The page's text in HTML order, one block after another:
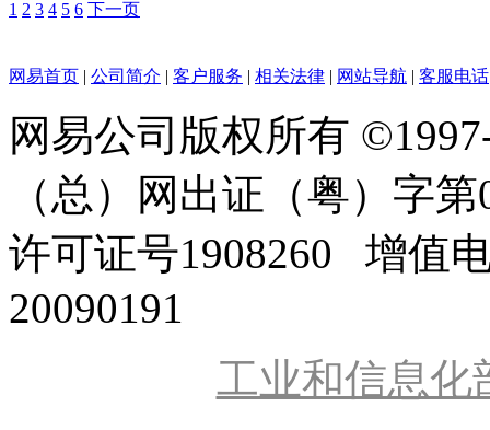
1 2 3 4 5 6 下一页
网易首页 | 公司简介 | 客户服务 | 相关法律 | 网站导航 | 客服电话
网易公司版权所有
（总）网出证（粤）字
许可证号1908260 增值
20090191
工业和信息化